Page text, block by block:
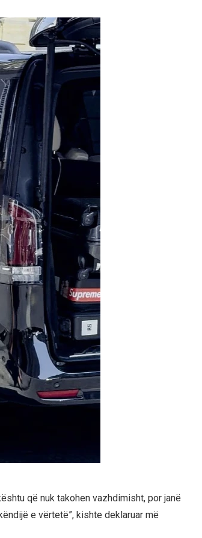
që nuk takohen vazhdimisht, por janë
e vërtetë”, kishte deklaruar më